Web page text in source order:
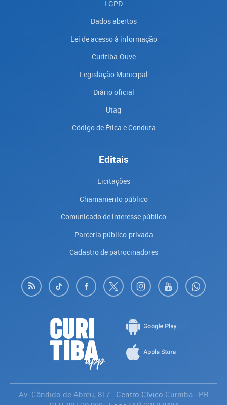
LGPD
Dados abertos
Lei de acesso à informação
Curitiba-Ouve
Legislação Municipal
Diário oficial
Utag
Código de Ética e Conduta
Editais
Licitações
Chamamento público
Comunicado de interesse público
Parceria público-privada
Cadastro de patrocinadores
Av. Cândido de Abreu, 817- Centro Cívico Curitiba- PR